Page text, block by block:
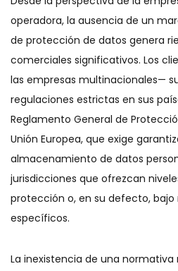
operadora, la ausencia de un
de protección de datos genera
comerciales significativos. Los
las empresas multinacionales—
regulaciones estrictas en sus
Reglamento General de
Unión Europea, que exige
almacenamiento de datos
jurisdicciones que ofrezcan
protección o, en su defecto,
específicos.
La inexistencia de una